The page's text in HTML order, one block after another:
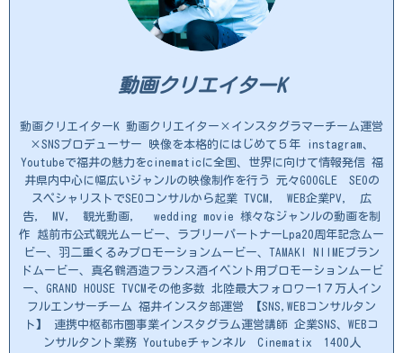
動画クリエイターK
動画クリエイターK 動画クリエイター×インスタグラマーチーム運営
×SNSプロデューサー 映像を本格的にはじめて５年 instagram、
Youtubeで福井の魅力をcinematicに全国、世界に向けて情報発信 福
井県内中心に幅広いジャンルの映像制作を行う 元々GOOGLE SEOの
スペシャリストでSEOコンサルから起業 TVCM, WEB企業PV, 広
告, MV, 観光動画, wedding movie 様々なジャンルの動画を制
作 越前市公式観光ムービー、ラブリーパートナーLpa20周年記念ムー
ビー、羽二重くるみプロモーションムービー、TAMAKI NIIMEブラン
ドムービー、真名鶴酒造フランス酒イベント用プロモーションムービ
ー、GRAND HOUSE TVCMその他多数 北陸最大フォロワー1７万人イン
フルエンサーチーム 福井インスタ部運営 【SNS,WEBコンサルタン
ト】 連携中枢都市圏事業インスタグラム運営講師 企業SNS、WEBコ
ンサルタント業務 Youtubeチャンネル Cinematix 1400人